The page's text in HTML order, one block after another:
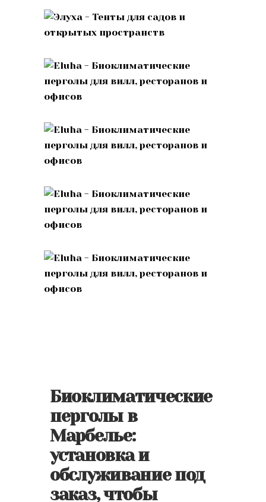
Биоклиматические
перголы в
Марбелье:
установка и
обслуживание под
заказ, чтобы